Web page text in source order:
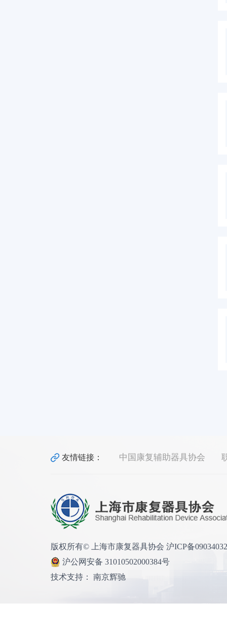
友情链接： 中国康复辅助器具协会
版权所有© 上海市康复器具协会 沪ICP备
沪公网安备 31010502000384号
技术支持： 南京辉驰